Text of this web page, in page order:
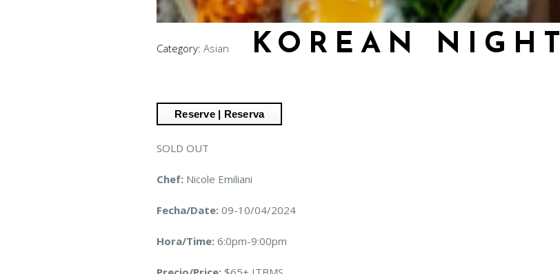
Category: Asian KOREAN NIGHT
SOLD OUT
Chef: Nicole Emiliani
Fecha/Date: 09-10/04/2024
Hora/Time: 6:0pm-9:00pm